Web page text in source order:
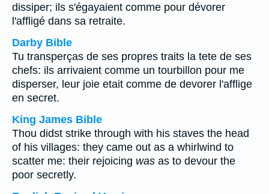
dissiper; ils s'égayaient comme pour dévorer
l'affligé dans sa retraite.
Darby Bible
Tu transperças de ses propres traits la tete de ses
chefs: ils arrivaient comme un tourbillon pour me
disperser, leur joie etait comme de devorer l'afflige
en secret.
King James Bible
Thou didst strike through with his staves the head
of his villages: they came out as a whirlwind to
scatter me: their rejoicing was as to devour the
poor secretly.